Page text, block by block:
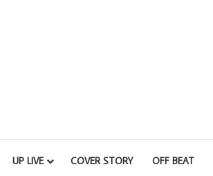
UP LIVE COVER STORY OFF BEAT